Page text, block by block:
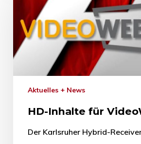
Aktuelles + News
HD-Inhalte für
Der Karlsruher Hybrid-